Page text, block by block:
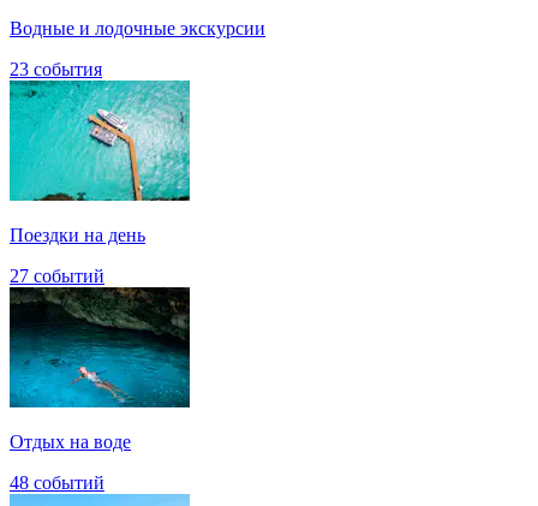
Водные и лодочные экскурсии
23 события
Поездки на день
27 событий
Отдых на воде
48 событий